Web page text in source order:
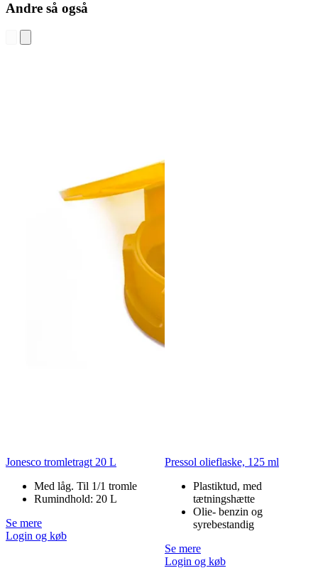
Andre så også
Jonesco tromletragt 20 L
Med låg. Til 1/1 tromle
Rumindhold: 20 L
Se mere
Login og køb
Pressol olieflaske, 125 ml
Plastiktud, med
tætningshætte
Olie- benzin og
syrebestandig
Se mere
Login og køb